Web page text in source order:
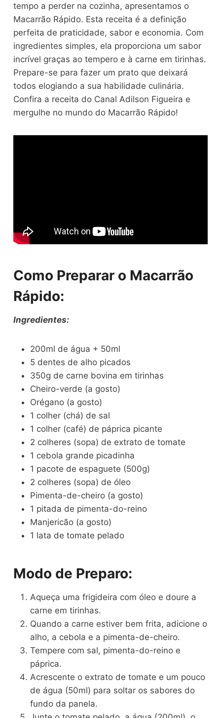
tempo a perder na cozinha, apresentamos o
Macarrão Rápido. Esta receita é a definição
perfeita de praticidade, sabor e economia. Com
ingredientes simples, ela proporciona um sabor
incrível graças ao tempero e à carne em tirinhas.
Prepare-se para fazer um prato que deixará
todos elogiando a sua habilidade culinária.
Confira a receita do Canal Adilson Figueira e
mergulhe no mundo do Macarrão Rápido!
Como Preparar o Macarrão
Rápido:
Ingredientes:
200ml de água + 50ml
5 dentes de alho picados
350g de carne bovina em tirinhas
Cheiro-verde (a gosto)
Orégano (a gosto)
1 colher (chá) de sal
1 colher (café) de páprica picante
2 colheres (sopa) de extrato de tomate
1 cebola grande picadinha
1 pacote de espaguete (500g)
2 colheres (sopa) de óleo
Pimenta-de-cheiro (a gosto)
1 pitada de pimenta-do-reino
Manjericão (a gosto)
1 lata de tomate pelado
Modo de Preparo:
Aqueça uma frigideira com óleo e doure a
carne em tirinhas.
Quando a carne estiver bem frita, adicione o
alho, a cebola e a pimenta-de-cheiro.
Tempere com sal, pimenta-do-reino e
páprica.
Acrescente o extrato de tomate e um pouco
de água (50ml) para soltar os sabores do
fundo da panela.